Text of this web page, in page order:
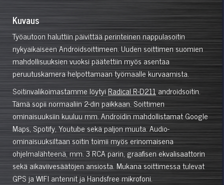
Kuvaus
Työautoon haluttiin päivittää perinteinen nappulasoitin
nykyaikaiseen Androidsoittimeen. Uuden soittimen suomien
mahdollisuuksien vuoksi päätettiin myös asentaa
peruutuskamera helpottamaan työmaalle kurvaamista.
Soitinvalikoimastamme löytyiRadical R-D211androidsoitin.
Tämä sopii normaaliin 2-din paikkaan. Soittimen
ominaisuuksiin kuuluu mm. Androidin mahdollistamat Google
Maps, Spotify, Youtube sekä paljon muuta. Audio-
ominaisuuksiltaan soitin toimii myös erinomaisena
ohjelmalähteenä, mm. 3 RCA parin, graafisen ekvalisaattorin
sekä aikaviivesäätöjen ansiosta. Mukana soittimessa tulevat
GPS ja WIFI antennit ja Handsfree mikrofoni.